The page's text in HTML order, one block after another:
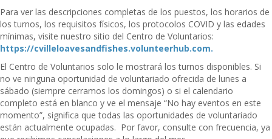
Para ver las descripciones completas de los puestos, los horarios de
los turnos, los requisitos físicos, los protocolos COVID y las edades
mínimas, visite nuestro sitio del Centro de Voluntarios:
https://cvilleloavesandfishes.volunteerhub.com.
El Centro de Voluntarios solo le mostrará los turnos disponibles. Si
no ve ninguna oportunidad de voluntariado ofrecida de lunes a
sábado (siempre cerramos los domingos) o si el calendario
completo está en blanco y ve el mensaje “No hay eventos en este
momento”, significa que todas las oportunidades de voluntariado
están actualmente ocupadas. Por favor, consulte con frecuencia, ya